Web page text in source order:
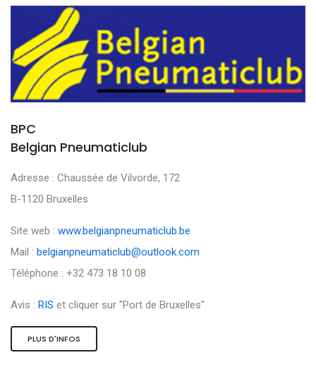
BPC
Belgian Pneumaticlub
Adresse : Chaussée de Vilvorde, 172
B-1120 Bruxelles
Site web : www.belgianpneumaticlub.be
Mail : belgianpneumaticlub@outlook.com
Téléphone : +32 473 18 10 08
Avis : RIS et cliquer sur "Port de Bruxelles"
PLUS D'INFOS